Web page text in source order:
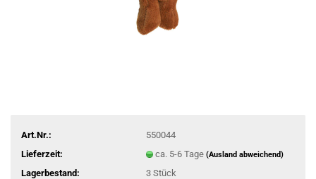
Art.Nr.:
550044
Lieferzeit:
ca. 5-6 Tage (Ausland abweichend)
Lagerbestand: 3 Stück